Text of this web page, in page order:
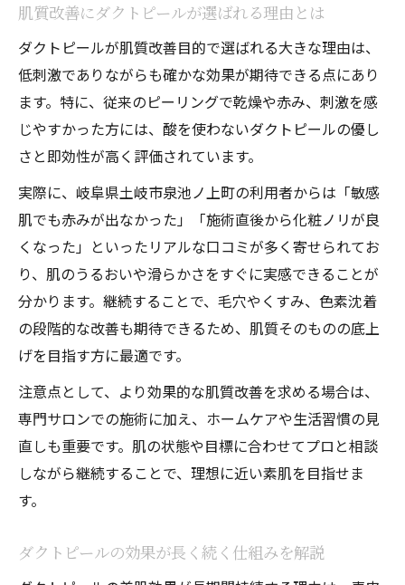
ダクトピールの段階的な肌質改善の仕組み
ダクトピールで実感する変化のステップと
は
肌の内側から整うダクトピールの実力を検
証
ダクトピールが持つ美肌再生力の秘密に迫
る
ダクトピールで目指す理想の肌サイクルと
は
効果的なペースで理想の肌を目指す秘訣
ダクトピール継続の最適なペースを見極め
る
理想肌へ導くダクトピールの継続方法を解
ダクトピール効果を高める施術ペースの考
う
積み重ね式ケアで透明感を実感する方法
肌質改善にダクトピールが選ばれる理由とは
ダクトピールが肌質改善目的で選ばれる大きな理由は、
低刺激でありながらも確かな効果が期待できる点にあり
ます。特に、従来のピーリングで乾燥や赤み、刺激を感
じやすかった方には、酸を使わないダクトピールの優し
さと即効性が高く評価されています。
実際に、岐阜県土岐市泉池ノ上町の利用者からは「敏感
肌でも赤みが出なかった」「施術直後から化粧ノリが良
くなった」といったリアルな口コミが多く寄せられてお
り、肌のうるおいや滑らかさをすぐに実感できることが
分かります。継続することで、毛穴やくすみ、色素沈着
の段階的な改善も期待できるため、肌質そのものの底上
げを目指す方に最適です。
注意点として、より効果的な肌質改善を求める場合は、
専門サロンでの施術に加え、ホームケアや生活習慣の見
直しも重要です。肌の状態や目標に合わせてプロと相談
しながら継続することで、理想に近い素肌を目指せま
す。
ダクトピールの効果が長く続く仕組みを解説